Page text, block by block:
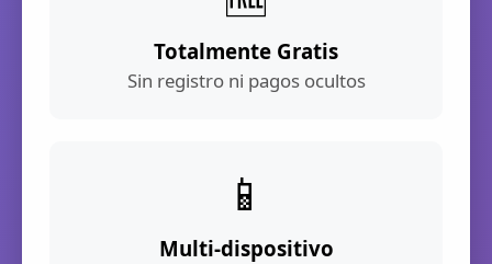
Totalmente Gratis
Sin registro ni pagos ocultos
📱
Multi-dispositivo